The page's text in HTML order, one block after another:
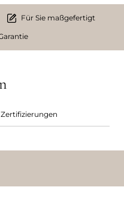
Für Sie maßgefertigt